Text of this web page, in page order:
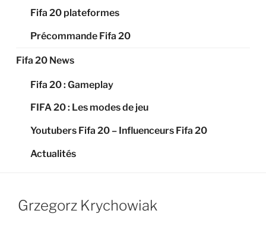
Fifa 20 plateformes
Précommande Fifa 20
Fifa 20 News
Fifa 20 : Gameplay
FIFA 20 : Les modes de jeu
Youtubers Fifa 20 – Influenceurs Fifa 20
Actualités
Grzegorz Krychowiak